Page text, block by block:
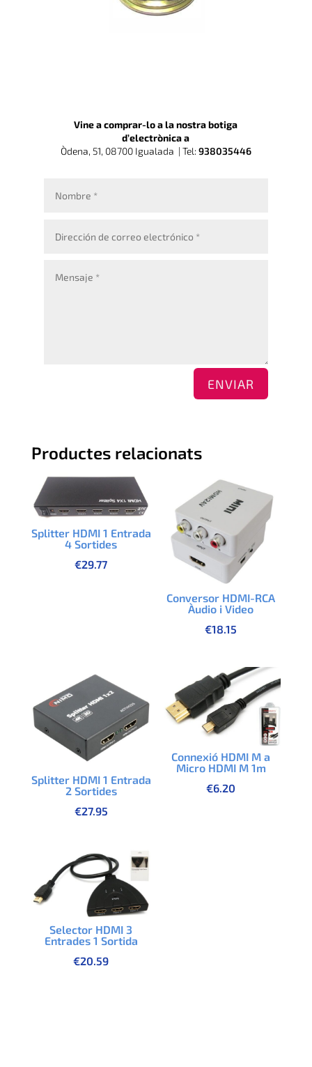
Vine a comprar-lo a la nostra botiga
d’electrònica a
Òdena, 51, 08700 Igualada | Tel: 938035446
ENVIAR
Productes relacionats
Splitter HDMI 1 Entrada
4 Sortides
€29.77
Conversor HDMI-RCA
Àudio i Video
€18.15
Splitter HDMI 1 Entrada
2 Sortides
€27.95
Connexió HDMI M a
Micro HDMI M 1m
€6.20
Selector HDMI 3
Entrades 1 Sortida
€20.59